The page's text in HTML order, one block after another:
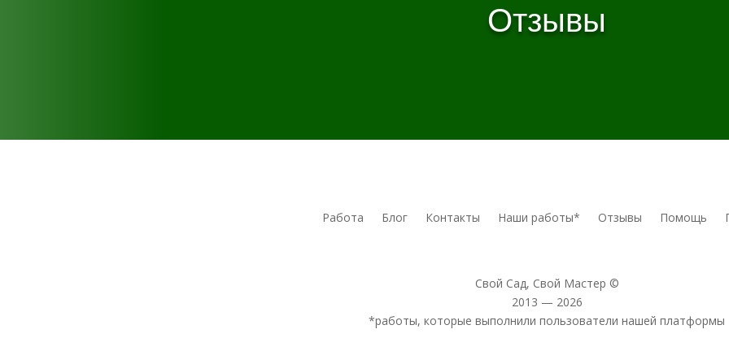
Отзывы
Работа Блог Контакты Наши работы* Отзывы Помощь
Свой Сад, Свой Мастер ©
2013 — 2026
*работы, которые выполнили пользователи нашей платформы